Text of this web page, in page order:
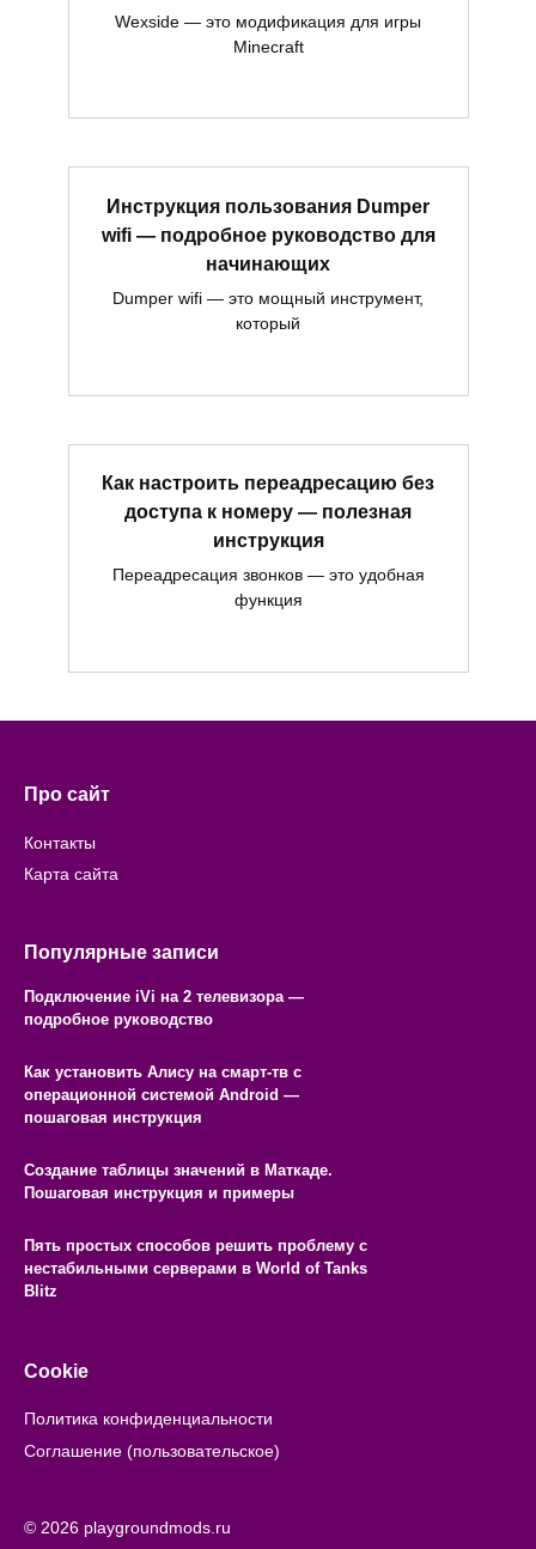
Wexside — это модификация для игры
Minecraft
Инструкция пользования Dumper
wifi — подробное руководство для
начинающих
Dumper wifi — это мощный инструмент,
который
Как настроить переадресацию без
доступа к номеру — полезная
инструкция
Переадресация звонков — это удобная
функция
Про сайт
Контакты
Карта сайта
Популярные записи
Подключение iVi на 2 телевизора —
подробное руководство
Как установить Алису на смарт-тв с
операционной системой Android —
пошаговая инструкция
Создание таблицы значений в Маткаде.
Пошаговая инструкция и примеры
Пять простых способов решить проблему с
нестабильными серверами в World of Tanks
Blitz
Cookie
Политика конфиденциальности
Соглашение (пользовательское)
© 2026 playgroundmods.ru